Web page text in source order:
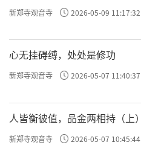
新郑寺观音寺 2026-05-09 11:17:32
心无挂碍缚，处处是修功
新郑寺观音寺 2026-05-07 11:40:37
人皆衡彼值，品金两相持（上）
新郑寺观音寺 2026-05-07 10:45:44